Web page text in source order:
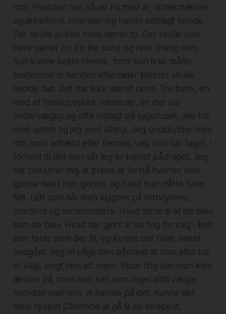
mor. Hvordan hun så ud nu med ar, strækmærker,
og æbleform. Hvordan jeg havde ødelagt hende.
Der skulle jo ikke have været to. Der skulle kun
have været én. En lille sund og rask dreng som
hun kunne kalde Henrik, fordi hun ikke måtte
bestemme at hendes efternøler lillebror skulle
hedde det. Det har ikke været nemt. Tre børn, én
med et fysisk/psykisk handicap, én der var
undervægtig og ofte indlagt på sygehuset, alle tre
med astma og jeg med allergi. ‌‌Jeg undskylder ikke
min mors adfærd eller hendes valg hun har taget, i
forhold til det mor-sår jeg er blevet pådraget. Jeg
har besluttet mig at prøve at forstå hvorfor hun
gjorde hvad hun gjorde, og hvad hun måtte have
følt. Lidt som når man kiggere på forbrydere,
mordere og seriemordere. Hvad førte til at de blev
som de blev. Hvad har gjort at de tog de valg i livet
som førte dem der til, og kunne det have været
undgået. Jeg vil våge den påstand at man altid har
et valg, langt hen ad vejen. Visse ting kan man ikke
ændre på, men man kan som regel altid vælge
hvordan man selv vil handle på det. Kunne det
have hjulpet Charlotte at gå til en terapeut,